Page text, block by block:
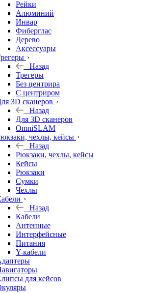
Рейки
Алюминий
Инвар
Фиберглас
Дерево
Аксессуары
Назад
Трегеры
Без центрира
С центриром
3D сканеров
Назад
Для 3D сканеров
OmniSLAM
чехлы, кейсы
Назад
Рюкзаки, чехлы, кейсы
Кейсы
Рюкзаки
Сумки
Чехлы
Назад
Кабели
Антенные
Интерфейсные
Питания
Y-кабели
для кейсов